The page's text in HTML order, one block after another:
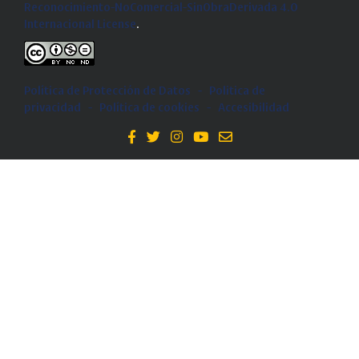
Reconocimiento-NoComercial-SinObraDerivada 4.0
Internacional License.
Política de Protección de Datos -
Politica de
privacidad
- Política de cookies - Accesibilidad